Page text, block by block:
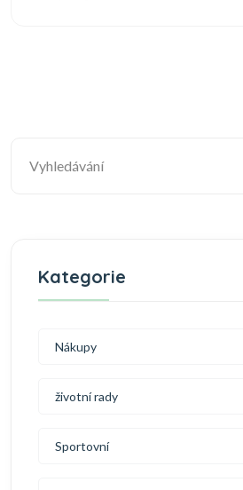
Kategorie
Nákupy
životní rady
Sportovní